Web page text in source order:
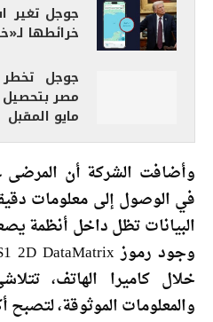
جوجل تغير
خرائطها
جوجل
مصر بتحصيل
مايو المقبل
وأضافت الشركة أن
في الوصول إلى معلومات
البيانات تظل داخل أنظمة
خلال كاميرا الهاتف،
والمعلومات الموثوقة،